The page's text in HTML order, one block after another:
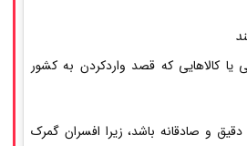
کالاهایی که قصد واردکردن به کشور
و صادقانه باشد، زیرا افسران گمرک